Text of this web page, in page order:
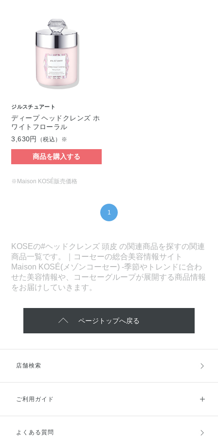
ジルスチュアート
ディープ ヘッドクレンズ ホ
ワイトフローラル
3,630円
（税込）※
商品を購入する
※Maison KOSÉ販売価格
1
KOSEの#ヘッドクレンズ 頭皮 の関連商品を探すの関連
商品一覧です。｜コーセーの総合美容情報サイト
Maison KOSÉ(メゾンコーセー) -季節やトレンドに合わ
せた美容情報や、コーセーグループが展開する商品情報
をお届けしていきます。
ページトップへ戻る
店舗検索
ご利用ガイド
ご利用ガイドトップ
よくある質問